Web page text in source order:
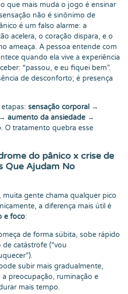
que mais muda o jogo é ensinar
não é sinônimo de
é um falso alarme: a
acelera, o coração dispara, e o
ameaça. A pessoa entende com
quando ela vive a experiência
“passou, e eu fiquei bem”.
de desconforto; é presença
sensação corporal →
aumento da ansiedade →
. O tratamento quebra esse
do pânico x crise de
Que Ajudam No
muita gente chama qualquer pico
a diferença mais útil é
e foco:
de forma súbita, sobe rápido
de catástrofe (“vou
subir mais gradualmente,
preocupação, ruminação e
mais tempo.